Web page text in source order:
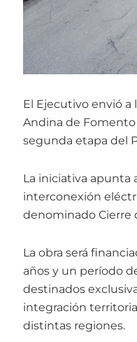
El Ejecutivo envió a
Andina de Fomento
segunda etapa del
La iniciativa apunta
interconexión
denominado Cierre
La obra será
años y un período
destinados
integración
distintas regiones.